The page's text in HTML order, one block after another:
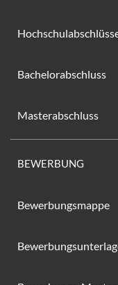
Bachelorabschluss
Masterabschluss
BEWERBUNG
Bewerbungsmappe